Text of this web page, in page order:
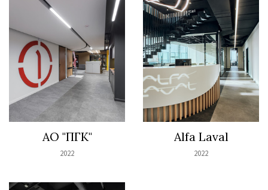
АО "ПГК"
2022
Alfa Laval
2022